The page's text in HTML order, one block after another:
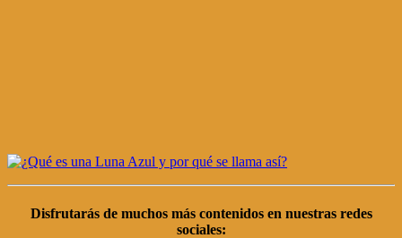
Disfrutarás de muchos más contenidos en nuestras redes
sociales: